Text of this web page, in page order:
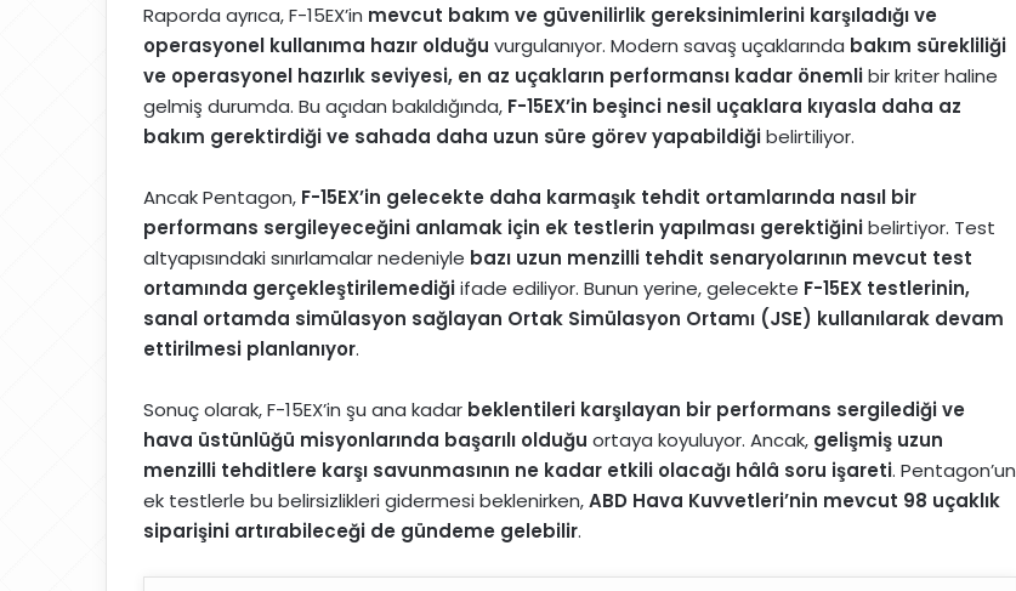
Raporda ayrıca, F-15EX’in mevcut bakım ve güvenilirlik gereksinimlerini karşıladığı ve
operasyonel kullanıma hazır olduğu vurgulanıyor. Modern savaş uçaklarında bakım sürekliliği
ve operasyonel hazırlık seviyesi, en az uçakların performansı kadar önemlibir kriter haline
gelmiş durumda. Bu açıdan bakıldığında, F-15EX’in beşinci nesil uçaklara kıyasla daha az
bakım gerektirdiği ve sahada daha uzun süre görev yapabildiğibelirtiliyor.
Ancak Pentagon, F-15EX’in gelecekte daha karmaşık tehdit ortamlarında nasıl bir
performans sergileyeceğini anlamak için ek testlerin yapılması gerektiğinibelirtiyor. Test
altyapısındaki sınırlamalar nedeniyle bazı uzun menzilli tehdit senaryolarının mevcut test
ortamında gerçekleştirilemediğiifade ediliyor. Bunun yerine, gelecekte F-15EX testlerinin,
sanal ortamda simülasyon sağlayan Ortak Simülasyon Ortamı (JSE) kullanılarak devam
ettirilmesi planlanıyor.
Sonuç olarak, F-15EX’in şu ana kadar beklentileri karşılayan bir performans sergilediği ve
hava üstünlüğü misyonlarında başarılı olduğu ortaya koyuluyor. Ancak, gelişmiş uzun
menzilli tehditlere karşı savunmasının ne kadar etkili olacağı hâlâ soru işareti. Pentagon’un
ek testlerle bu belirsizlikleri gidermesi beklenirken,ABD Hava Kuvvetleri’nin mevcut 98 uçaklık
siparişini artırabileceği de gündeme gelebilir.